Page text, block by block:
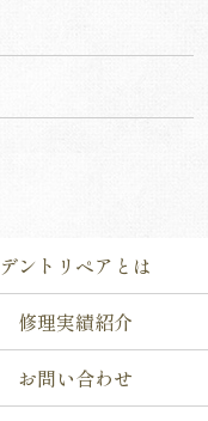
デントリペアとは
修理実績紹介
お問い合わせ